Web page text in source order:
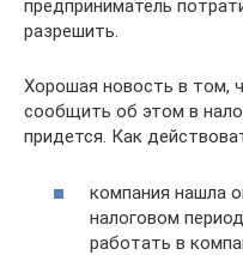
предприниматель
разрешить.
Хорошая новость в том,
сообщить об этом в
придется. Как
компания нашла
налоговом
работать в